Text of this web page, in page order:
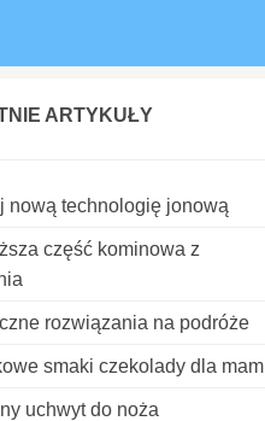
ARTYKUŁY
nową technologię jonową
część kominowa z
rozwiązania na podróże
smaki czekolady dla mam
uchwyt do noża